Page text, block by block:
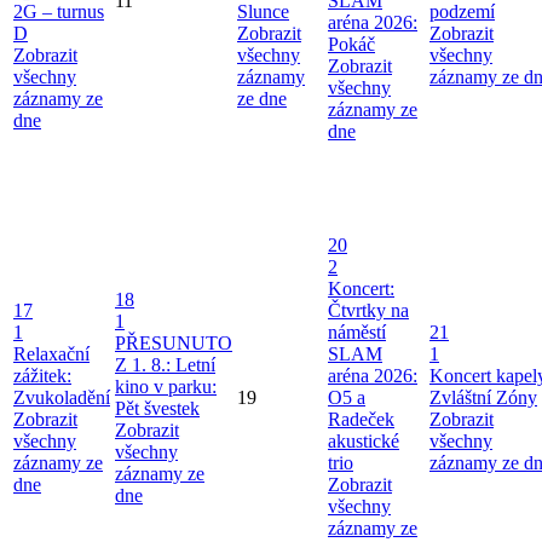
2G – turnus
D
Zobrazit
všechny
záznamy ze
dne
Slunce
Zobrazit
všechny
záznamy
ze dne
aréna 2026:
Pokáč
Zobrazit
všechny
záznamy ze
dne
podzemí
Zobrazit
všechny
záznamy ze
17
1
Relaxační
zážitek:
Zvukoladění
Zobrazit
všechny
záznamy ze
dne
18
1
PŘESUNUTO
Z 1. 8.: Letní
kino v parku:
Pět švestek
Zobrazit
všechny
záznamy ze
dne
19
20
2
Koncert:
Čtvrtky na
náměstí
SLAM
aréna 2026:
O5 a
Radeček
akustické
trio
Zobrazit
všechny
záznamy ze
21
1
Koncert
Zvláštní Zóny
Zobrazit
všechny
záznamy ze